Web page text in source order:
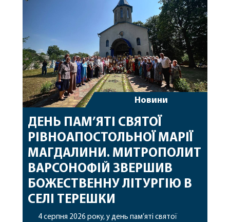
Новини
ДЕНЬ ПАМ’ЯТІ СВЯТОЇ
РІВНОАПОСТОЛЬНОЇ МАРІЇ
МАГДАЛИНИ. МИТРОПОЛИТ
ВАРСОНОФІЙ ЗВЕРШИВ
БОЖЕСТВЕННУ ЛІТУРГІЮ В
СЕЛІ ТЕРЕШКИ
4 серпня 2026 року, у день пам’яті святої